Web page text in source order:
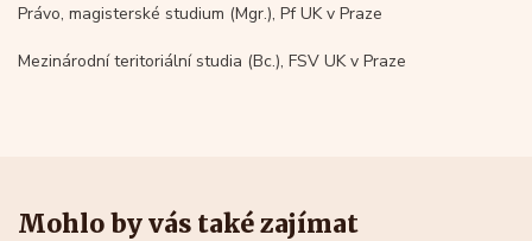
Právo, magisterské studium (Mgr.), Pf UK v Praze
Mezinárodní teritoriální studia (Bc.), FSV UK v Praze
Mohlo by vás také zajímat